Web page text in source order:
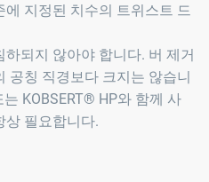
지정된 치수의 트위스트 드
되지 않아야 합니다. 버 제거
공칭 직경보다 크지는 않습니
KOBSERT® HP와 함께 사
상 필요합니다.